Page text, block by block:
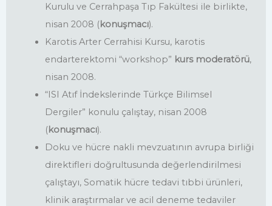
Kurulu ve Cerrahpaşa Tıp Fakültesi ile birlikte,
nisan 2008 (konuşmacı).
Karotis Arter Cerrahisi Kursu, karotis
endarterektomi “workshop” kurs moderatörü,
nisan 2008.
“ISI Atıf İndekslerinde Türkçe Bilimsel
Dergiler” konulu çalıştay, nisan 2008
(konuşmacı).
Doku ve hücre nakli mevzuatının avrupa birliği
direktifleri doğrultusunda değerlendirilmesi
çalıştayı, Somatik hücre tedavi tıbbi ürünleri,
klinik araştırmalar ve acil deneme tedaviler